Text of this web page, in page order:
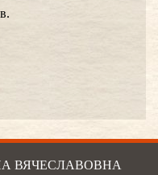
ВЯЧЕСЛАВОВНА